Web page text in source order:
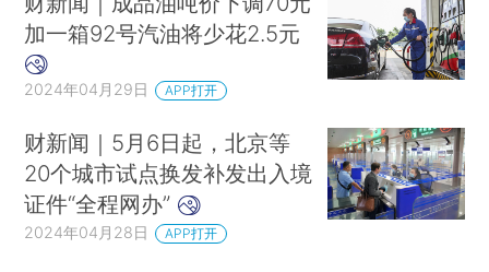
加一箱92号汽油将少花2.5元
2024年04月29日 APP打开
财新闻｜5月6日起，北京等
20个城市试点换发补发出入境
证件“全程网办”
2024年04月28日 APP打开